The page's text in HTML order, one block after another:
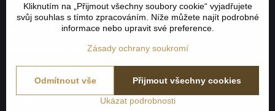
Obchodní podmínky
Odstoupení od smlouvy
Nevyzvednutá objednávka na dobírku
Reklamační řád
Doprava a platba
Kliknutím na „Přijmout všechny soubory cookie“ vyjadřujete
svůj souhlas s tímto zpracováním. Níže můžete najít podrobné
informace nebo upravit své preference.
Zásady ochrany soukromí
Ukázat podrobnosti
Přijmout všechny cookies
Odmítnout vše